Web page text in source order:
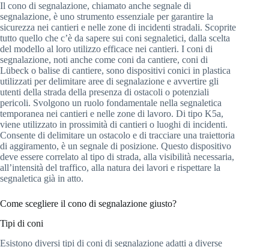
Il cono di segnalazione, chiamato anche segnale di
segnalazione, è uno strumento essenziale per garantire la
sicurezza nei cantieri e nelle zone di incidenti stradali. Scoprite
tutto quello che c’è da sapere sui coni segnaletici, dalla scelta
del modello al loro utilizzo efficace nei cantieri. I coni di
segnalazione, noti anche come coni da cantiere, coni di
Lübeck o balise di cantiere, sono dispositivi conici in plastica
utilizzati per delimitare aree di segnalazione e avvertire gli
utenti della strada della presenza di ostacoli o potenziali
pericoli. Svolgono un ruolo fondamentale nella segnaletica
temporanea nei cantieri e nelle zone di lavoro. Di tipo K5a,
viene utilizzato in prossimità di cantieri o luoghi di incidenti.
Consente di delimitare un ostacolo e di tracciare una traiettoria
di aggiramento, è un segnale di posizione. Questo dispositivo
deve essere correlato al tipo di strada, alla visibilità necessaria,
all’intensità del traffico, alla natura dei lavori e rispettare la
segnaletica già in atto.
Come scegliere il cono di segnalazione giusto?
Tipi di coni
Esistono diversi tipi di coni di segnalazione adatti a diverse